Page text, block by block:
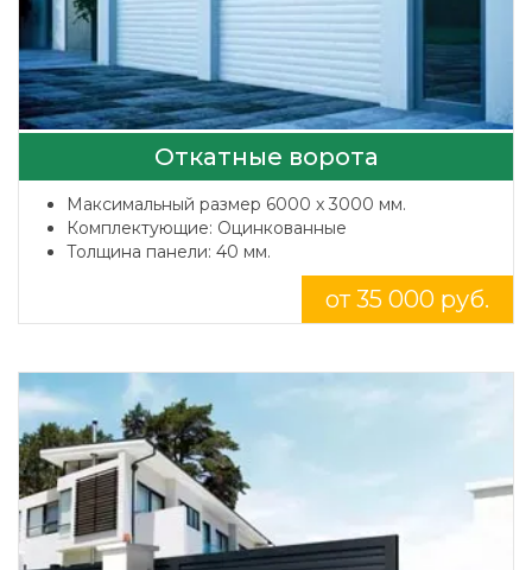
Откатные ворота
Максимальный размер 6000 x 3000 мм.
Комплектующие: Оцинкованные
Толщина панели: 40 мм.
от 35 000 руб.